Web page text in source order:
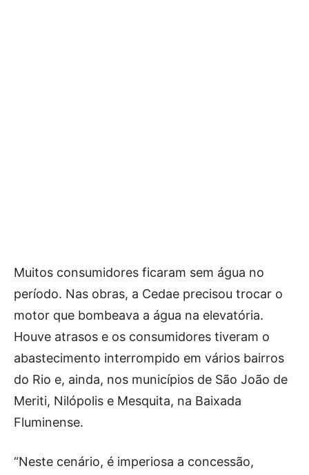
Muitos consumidores ficaram sem água no
período. Nas obras, a Cedae precisou trocar o
motor que bombeava a água na elevatória.
Houve atrasos e os consumidores tiveram o
abastecimento interrompido em vários bairros
do Rio e, ainda, nos municípios de São João de
Meriti, Nilópolis e Mesquita, na Baixada
Fluminense.
“Neste cenário, é imperiosa a concessão,